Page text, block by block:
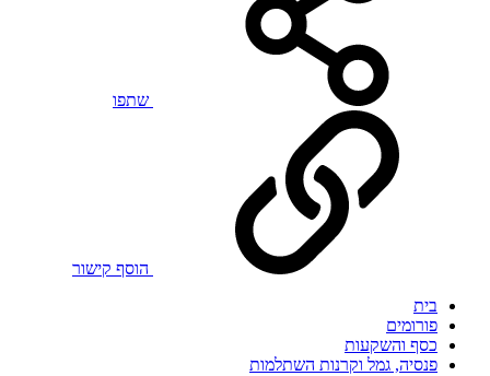
שתפו
הוסף קישור
בית
פורומים
כסף והשקעות
פנסיה, גמל וקרנות השתלמות